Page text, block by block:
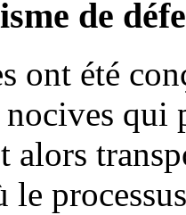
de
ont été
nocives
alors
le